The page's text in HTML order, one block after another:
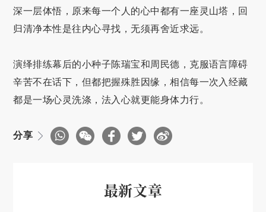
深一层体悟，原来每一个人的心中都有一座灵山塔，回
归清净本性是往内心寻找，无须再舍近求远。
演绎排练幕后的小种子陈瑞宝和周民德，克服语言障碍
辛苦不在话下，但都把握殊胜因缘，相信每一次入经藏
都是一场心灵洗涤，法入心就更能身体力行。
分享
最新文章